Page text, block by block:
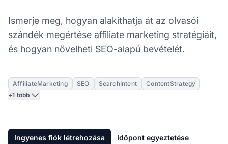
Ismerje meg, hogyan alakíthatja át az olvasói
szándék megértése affiliate marketing stratégiáit,
és hogyan növelheti SEO-alapú bevételét.
AffiliateMarketing SEO SearchIntent
ContentStrategy
+1 több
Ingyenes fiók létrehozása Időpont egyeztetése